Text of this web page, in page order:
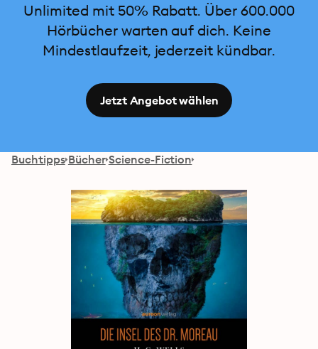
Unlimited mit 50% Rabatt. Über 600.000
Hörbücher warten auf dich. Keine
Mindestlaufzeit, jederzeit kündbar.
Jetzt Angebot wählen
Buchtipps Bücher Science-Fiction